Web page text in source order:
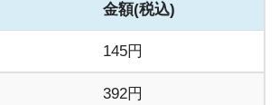
金額(税込)
145円
392円